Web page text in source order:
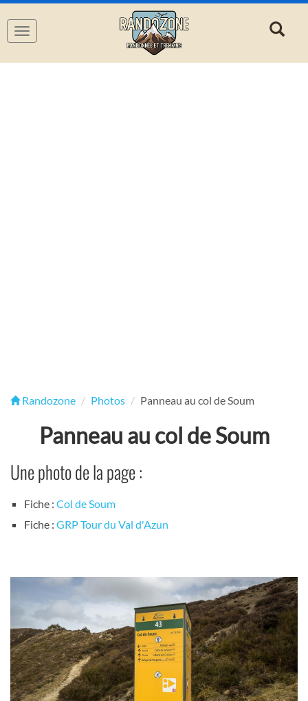
Navigation
Randozone Photos Panneau au col de Soum
Panneau au col de Soum
Une photo de la page :
Fiche : Col de Soum
Fiche : GRP Tour du Val d'Azun